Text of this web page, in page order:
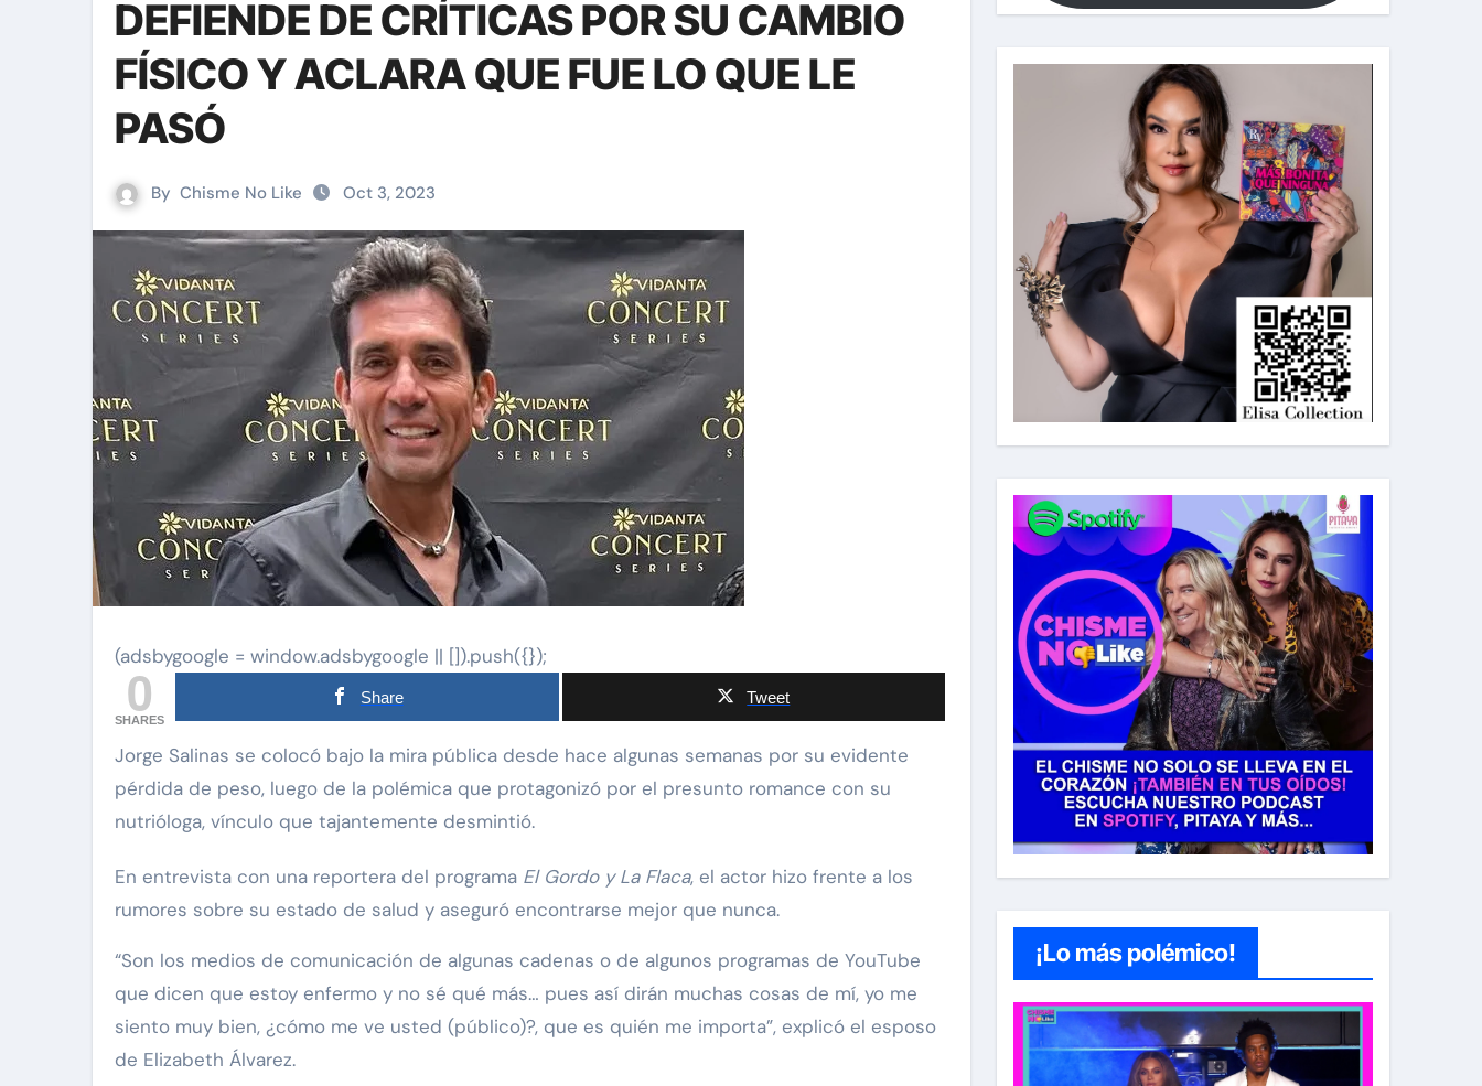
DEFIENDE DE CRÍTICAS POR SU CAMBIO
FÍSICO Y ACLARA QUE FUE LO QUE LE
PASÓ
By Chisme No Like Oct 3, 2023
(adsbygoogle = window.adsbygoogle || []).push({});
0
SHARES
Share Tweet
Jorge Salinas se colocó bajo la mira pública desde hace algunas semanas por su evidente
pérdida de peso, luego de la polémica que protagonizó por el presunto romance con su
nutrióloga, vínculo que tajantemente desmintió.
En entrevista con una reportera del programa El Gordo y La Flaca, el actor hizo frente a los
rumores sobre su estado de salud y aseguró encontrarse mejor que nunca.
“Son los medios de comunicación de algunas cadenas o de algunos programas de YouTube
que dicen que estoy enfermo y no sé qué más… pues así dirán muchas cosas de mí, yo me
siento muy bien, ¿cómo me ve usted (público)?, que es quién me importa”, explicó el esposo
de Elizabeth Álvarez.
¡Lo más polémico!